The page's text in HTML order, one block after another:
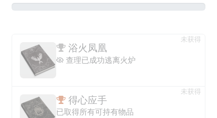
0%
浴火凤凰
查理已成功逃离火炉
未获得
得心应手
已取得所有可持有物品
未获得